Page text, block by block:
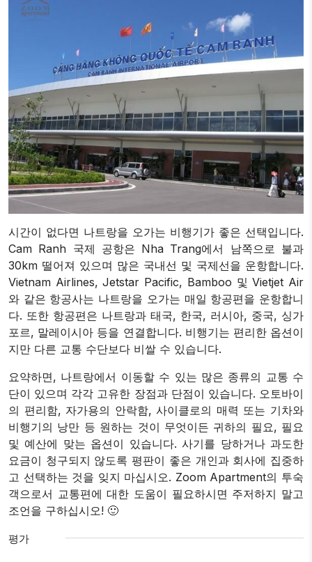
시간이 없다면 나트랑을 오가는 비행기가 좋은 선택입니다.
Cam Ranh 국제 공항은 Nha Trang에서 남쪽으로 불과
30km 떨어져 있으며 많은 국내선 및 국제선을 운항합니다.
Vietnam Airlines, Jetstar Pacific, Bamboo 및 Vietjet Air
와 같은 항공사는 나트랑을 오가는 매일 항공편을 운항합니
다. 또한 항공편은 나트랑과 태국, 한국, 러시아, 중국, 싱가
포르, 말레이시아 등을 연결합니다. 비행기는 편리한 옵션이
지만 다른 교통 수단보다 비쌀 수 있습니다.
요약하면, 나트랑에서 이동할 수 있는 많은 종류의 교통 수
단이 있으며 각각 고유한 장점과 단점이 있습니다. 오토바이
의 편리함, 자가용의 안락함, 사이클로의 매력 또는 기차와
비행기의 낭만 등 원하는 것이 무엇이든 귀하의 필요, 필요
및 예산에 맞는 옵션이 있습니다. 사기를 당하거나 과도한
요금이 청구되지 않도록 평판이 좋은 개인과 회사에 집중하
고 선택하는 것을 잊지 마십시오. Zoom Apartment의 투숙
객으로서 교통편에 대한 도움이 필요하시면 주저하지 말고
조언을 구하십시오! 🙂
평가